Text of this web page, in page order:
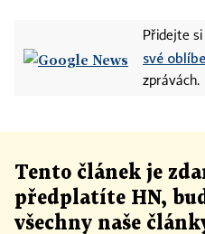
Přidejte
své
zprávách.
Tento článek je
předplatíte HN,
všechny naše